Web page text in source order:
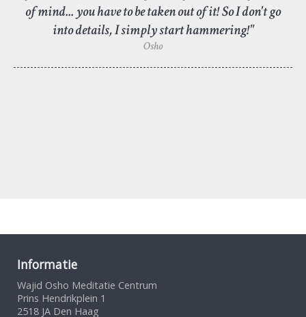
of mind... you have to be taken out of it! So I don't go
into details, I simply start hammering!"
Osho
Informatie
Wajid Osho Meditatie Centrum
Prins Hendrikplein 1
2518 JA Den Haag